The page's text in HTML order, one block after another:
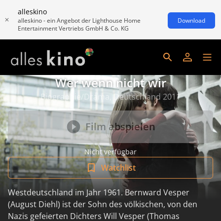
alleskino
alleskino - ein Angebot der Lighthouse Home
Entertainment Vertriebs GmbH & Co. KG
Download
Wer wenn nicht wir
Biographie/Drama, Deutschland 2011
Film abspielen
Nicht verfügbar
Watchlist
Westdeutschland im Jahr 1961. Bernward Vesper
(August Diehl) ist der Sohn des völkischen, von den
Nazis gefeierten Dichters Will Vesper (Thomas